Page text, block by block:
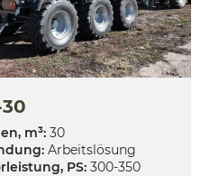
30
m³:30
Arbeitslösung
PS:300-350